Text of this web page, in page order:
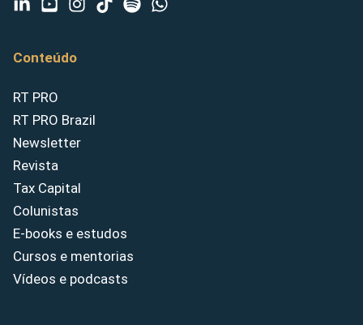
Conteúdo
RT PRO
RT PRO Brazil
Newsletter
Revista
Tax Capital
Colunistas
E-books e estudos
Cursos e mentorias
Vídeos e podcasts